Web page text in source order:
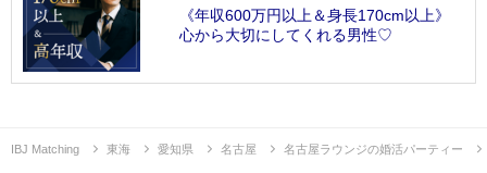
《年収600万円以上＆身長170cm以上》
心から大切にしてくれる男性♡
IBJ Matching 東海 愛知県 名古屋 名古屋ラウンジの婚活パーティー